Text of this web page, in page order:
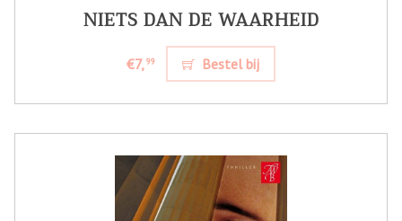
NIETS DAN DE WAARHEID
€7,99 Bestel bij